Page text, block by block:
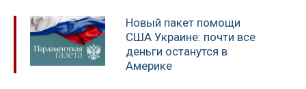
Новый пакет помощи
США Украине: почти все
деньги останутся в
Америке